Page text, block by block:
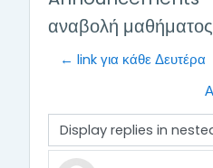
αναβολή μαθήματος
← link για κάθε Δευτέρα
Display mode